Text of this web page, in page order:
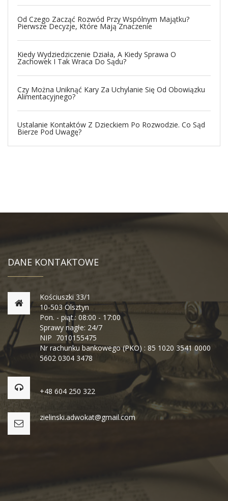
Od Czego Zacząć Rozwód Przy Wspólnym Majątku?
Pierwsze Decyzje, Które Mają Znaczenie
Kiedy Wydziedziczenie Działa, A Kiedy Sprawa O
Zachowek I Tak Wraca Do Sądu?
Czy Można Uniknąć Kary Za Uchylanie Się Od Obowiązku
Alimentacyjnego?
Ustalanie Kontaktów Z Dzieckiem Po Rozwodzie. Co Sąd
Bierze Pod Uwagę?
DANE KONTAKTOWE
Kościuszki 33/1
10-503 Olsztyn
Pon. - piąt.: 08:00 - 17:00
Sprawy nagłe: 24/7
NIP 7010155475
Nr rachunku bankowego (PKO) : 85 1020 3541 0000
5602 0304 3478
+48 604 250 322
zielinski.adwokat@gmail.com